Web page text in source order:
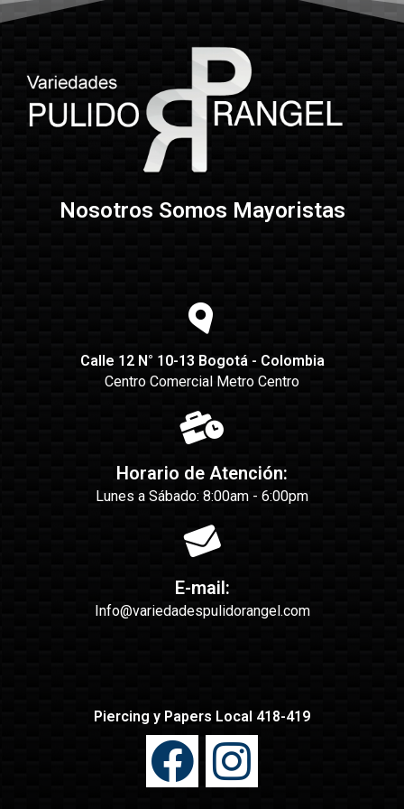
Nosotros Somos Mayoristas
Calle 12 N° 10-13 Bogotá - Colombia
Centro Comercial Metro Centro
Horario de Atención:
Lunes a Sábado: 8:00am - 6:00pm
E-mail:
Info@variedadespulidorangel.com
Piercing y Papers Local 418-419